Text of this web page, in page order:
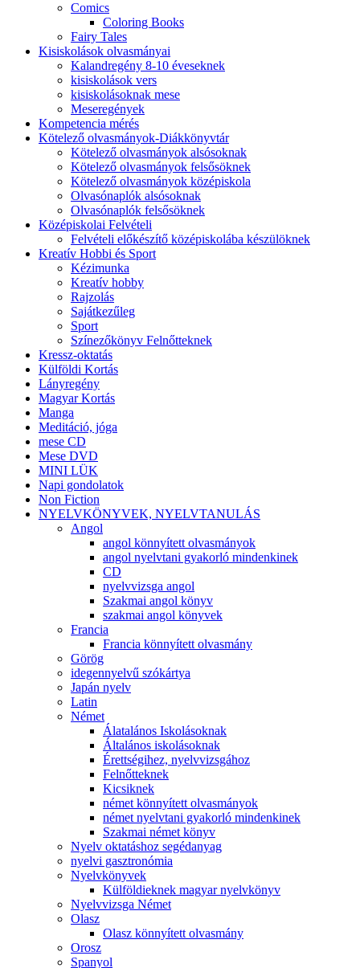
Comics
Coloring Books
Fairy Tales
Kisiskolások olvasmányai
Kalandregény 8-10 éveseknek
kisiskolások vers
kisiskolásoknak mese
Meseregények
Kompetencia mérés
Kötelező olvasmányok-Diákkönyvtár
Kötelező olvasmányok alsósoknak
Kötelező olvasmányok felsősöknek
Kötelező olvasmányok középiskola
Olvasónaplók alsósoknak
Olvasónaplók felsősöknek
Középiskolai Felvételi
Felvételi előkészítő középiskolába készülöknek
Kreatív Hobbi és Sport
Kézimunka
Kreatív hobby
Rajzolás
Sajátkezűleg
Sport
Színezőkönyv Felnőtteknek
Kressz-oktatás
Külföldi Kortás
Lányregény
Magyar Kortás
Manga
Meditáció, jóga
mese CD
Mese DVD
MINI LÜK
Napi gondolatok
Non Fiction
NYELVKÖNYVEK, NYELVTANULÁS
Angol
angol könnyített olvasmányok
angol nyelvtani gyakorló mindenkinek
CD
nyelvvizsga angol
Szakmai angol könyv
szakmai angol könyvek
Francia
Francia könnyített olvasmány
Görög
idegennyelvű szókártya
Japán nyelv
Latin
Német
Álatalános Iskolásoknak
Általános iskolásoknak
Érettségihez, nyelvvizsgához
Felnőtteknek
Kicsiknek
német könnyített olvasmányok
német nyelvtani gyakorló mindenkinek
Szakmai német könyv
Nyelv oktatáshoz segédanyag
nyelvi gasztronómia
Nyelvkönyvek
Külföldieknek magyar nyelvkönyv
Nyelvvizsga Német
Olasz
Olasz könnyített olvasmány
Orosz
Spanyol